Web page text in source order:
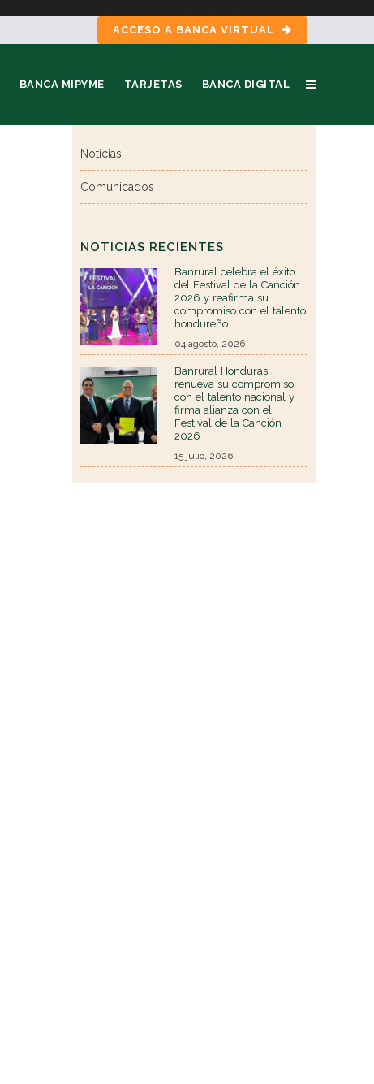
ACCESO A BANCA VIRTUAL
BANCA MIPYME TARJETAS BANCA DIGITAL
Noticias
Comunicados
NOTICIAS RECIENTES
Banrural celebra el éxito
del Festival de la Canción
2026 y reafirma su
compromiso con el talento
hondureño
04 agosto, 2026
Banrural Honduras
renueva su compromiso
con el talento nacional y
firma alianza con el
Festival de la Canción
2026
15 julio, 2026